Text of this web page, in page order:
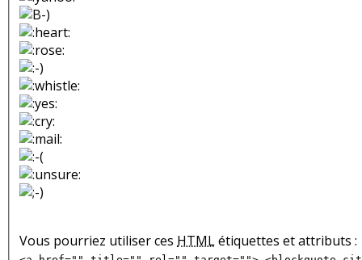
Vous pourriez utiliser ces HTMLétiquettes et attributs :